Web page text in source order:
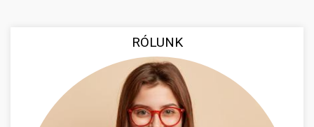
RÓLUNK